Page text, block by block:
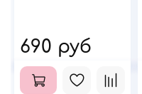
690 руб